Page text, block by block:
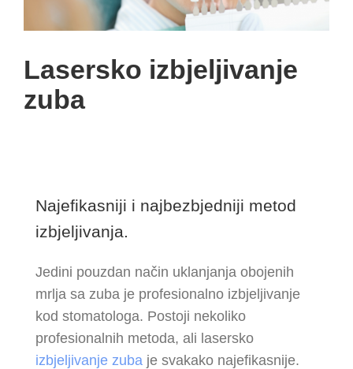
Lasersko izbjeljivanje
zuba
Najefikasniji i najbezbjedniji metod
izbjeljivanja.
Jedini pouzdan način uklanjanja obojenih
mrlja sa zuba je profesionalno izbjeljivanje
kod stomatologa. Postoji nekoliko
profesionalnih metoda, ali lasersko
izbjeljivanje zuba je svakako najefikasnije.